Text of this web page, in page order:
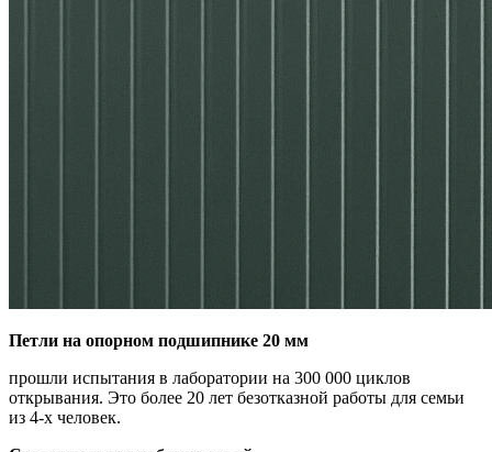
Петли на опорном подшипнике 20 мм
прошли испытания в лаборатории на 300 000 циклов
открывания. Это более 20 лет безотказной работы для семьи
из 4-х человек.